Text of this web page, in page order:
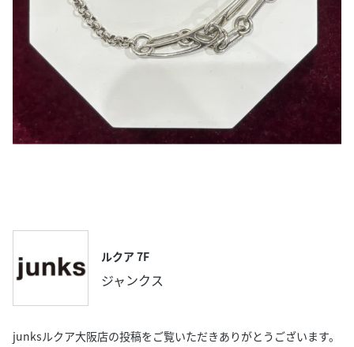
ルクア 7F
ジャンクス
junksルクア大阪店の投稿をご覧いただきありがとうございます。